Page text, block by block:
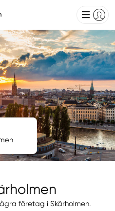
företag i Skärholmen.